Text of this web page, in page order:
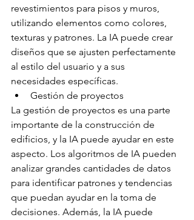
revestimientos para pisos y muros,
utilizando elementos como colores,
texturas y patrones. La IA puede crear
diseños que se ajusten perfectamente
al estilo del usuario y a sus
necesidades específicas.
Gestión de proyectos
La gestión de proyectos es una parte
importante de la construcción de
edificios, y la IA puede ayudar en este
aspecto. Los algoritmos de IA pueden
analizar grandes cantidades de datos
para identificar patrones y tendencias
que puedan ayudar en la toma de
decisiones. Además, la IA puede